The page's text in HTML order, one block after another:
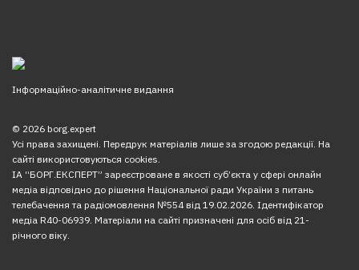
Інформаційно-аналітичне видання
© 2026 borg.expert
Усі права захищені. Передрук матеріалів лише за згодою редакції. На
сайті використовуються cookies.
ІА “БОРГ.ЕКСПЕРТ” зареєстроване в якості суб’єкта у сфері онлайн
медіа відповідно до рішення Національної ради України з питань
телебачення та радіомовлення №554 від 19.02.2026. Ідентифікатор
медіа R40-06939. Матеріали на сайті призначені для осіб від 21-
річного віку.